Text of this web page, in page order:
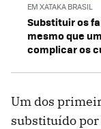
EM XATAKA BRASIL
Substituir os
mesmo que
complicar os
Um dos
substituído por